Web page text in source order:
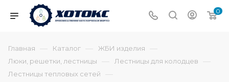
0
Главная — Каталог — ЖБИ изделия —
Люки, решетки, лестницы — Лестницы для колодцев —
Лестницы тепловых сетей —